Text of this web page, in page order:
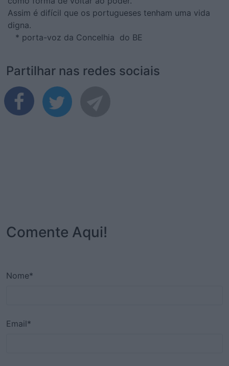
Assim é difícil que os portugueses tenham uma vida
digna.
* porta-voz da Concelhia do BE
Partilhar nas redes sociais
Comente Aqui!
Nome*
Email*